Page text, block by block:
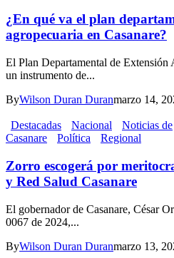
¿En qué va el plan
agropecuaria en Casanare?
El Plan Departamental de Extensión
un instrumento de...
ByWilson Duran Duranmarzo 14,
Destacadas Nacional
Noticias de
Casanare
Política Regional
Zorro escogerá por
y Red Salud Casanare
El gobernador de Casanare, César
0067 de 2024,...
ByWilson Duran Duranmarzo 13,